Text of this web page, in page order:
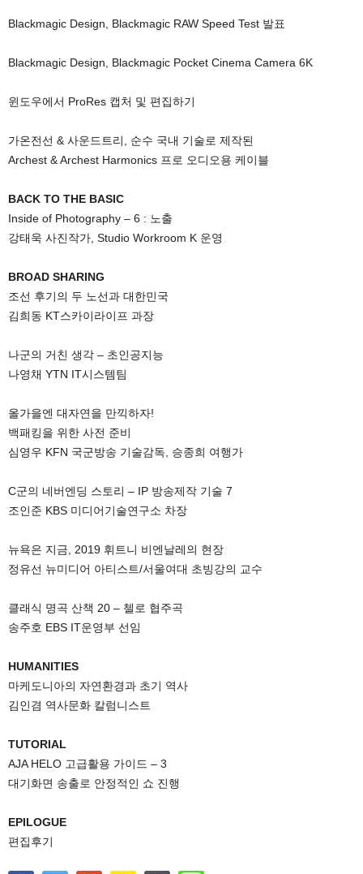
Blackmagic Design, Blackmagic RAW Speed Test 발표
Blackmagic Design, Blackmagic Pocket Cinema Camera 6K
윈도우에서 ProRes 캡처 및 편집하기
가온전선 & 사운드트리, 순수 국내 기술로 제작된
Archest & Archest Harmonics 프로 오디오용 케이블
BACK TO THE BASIC
Inside of Photography – 6 : 노출
강태욱 사진작가, Studio Workroom K 운영
BROAD SHARING
조선 후기의 두 노선과 대한민국
김희동 KT스카이라이프 과장
나군의 거친 생각 – 초인공지능
나영채 YTN IT시스템팀
올가을엔 대자연을 만끽하자!
백패킹을 위한 사전 준비
심영우 KFN 국군방송 기술감독, 승종희 여행가
C군의 네버엔딩 스토리 – IP 방송제작 기술 7
조인준 KBS 미디어기술연구소 차장
뉴욕은 지금, 2019 휘트니 비엔날레의 현장
정유선 뉴미디어 아티스트/서울여대 초빙강의 교수
클래식 명곡 산책 20 – 첼로 협주곡
송주호 EBS IT운영부 선임
HUMANITIES
마케도니아의 자연환경과 초기 역사
김인겸 역사문화 칼럼니스트
TUTORIAL
AJA HELO 고급활용 가이드 – 3
대기화면 송출로 안정적인 쇼 진행
EPILOGUE
편집후기